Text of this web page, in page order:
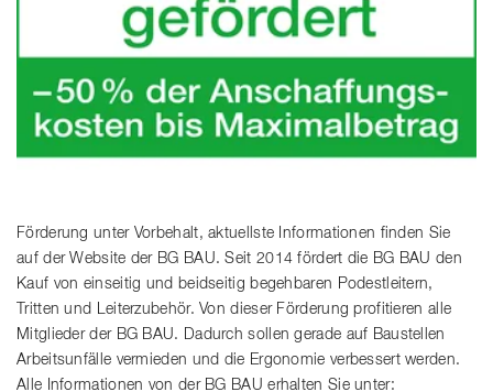
Förderung unter Vorbehalt, aktuellste Informationen finden Sie
auf der Website der BG BAU. Seit 2014 fördert die BG BAU den
Kauf von einseitig und beidseitig begehbaren Podestleitern,
Tritten und Leiterzubehör. Von dieser Förderung profitieren alle
Mitglieder der BG BAU. Dadurch sollen gerade auf Baustellen
Arbeitsunfälle vermieden und die Ergonomie verbessert werden.
Alle Informationen von der BG BAU erhalten Sie unter: